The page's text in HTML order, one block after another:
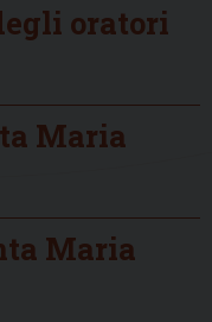
oratori
Maria
Maria